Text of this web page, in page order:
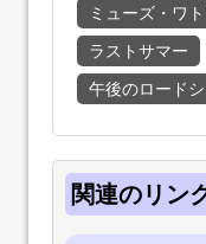
ミューズ・ワ
ラストサマー
午後のロード
関連のリン